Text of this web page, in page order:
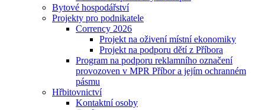
Bytové hospodářství
Projekty pro podnikatele
Corrency 2026
Projekt na oživení místní ekonomiky
Projekt na podporu dětí z Příbora
Program na podporu reklamního označení
provozoven v MPR Příbor a jejím ochranném
pásmu
Hřbitovnictví
Kontaktní osoby